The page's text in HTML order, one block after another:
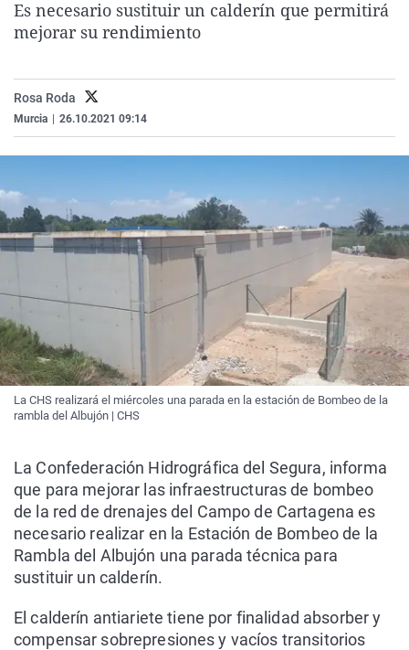
La rosa de los vientos
Como el perro y el
Caso
Equipo de
Extremadura
La Rioja
País Vasco
Virales
Elecciones
Es necesario sustituir un calderín que permitirá
mejorar su rendimiento
Rosa Roda
Murcia 26.10.2021 09:14
La CHS realizará el miércoles una parada en la estación de Bombeo de la
rambla del Albujón | CHS
La Confederación Hidrográfica del Segura, informa
que para mejorar las infraestructuras de bombeo
de la red de drenajes del Campo de Cartagena es
necesario realizar en la Estación de Bombeo de la
Rambla del Albujón una parada técnica para
sustituir un calderín.
El calderín antiariete tiene por finalidad absorber y
compensar sobrepresiones y vacíos transitorios